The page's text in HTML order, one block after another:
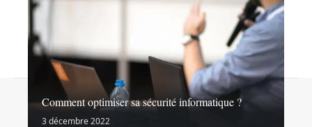
Comment optimiser sa sécurité informatique ?
3 décembre 2022© 2026 | noslibertes.org
Mentions légales Sitemap